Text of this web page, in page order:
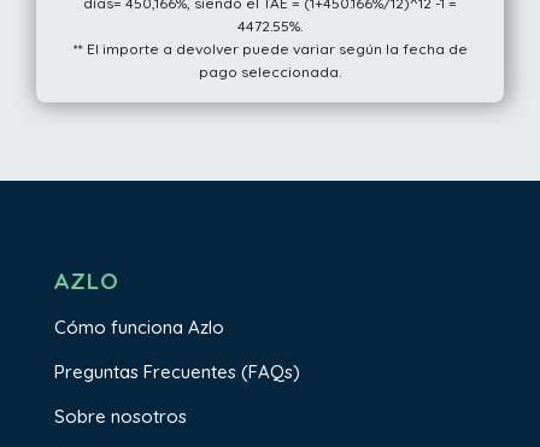
4472.55%.
** El importe a devolver puede variar según la fecha de
pago seleccionada.
AZLO
Cómo funciona Azlo
Preguntas Frecuentes (FAQs)
Sobre nosotros